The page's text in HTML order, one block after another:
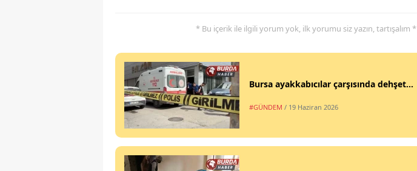
* Bu içerik ile ilgili yorum yok, ilk yorumu siz yazın, tartışalım *
Bursa ayakkabıcılar çarşısında dehşet...
#GÜNDEM / 19 Haziran 2026